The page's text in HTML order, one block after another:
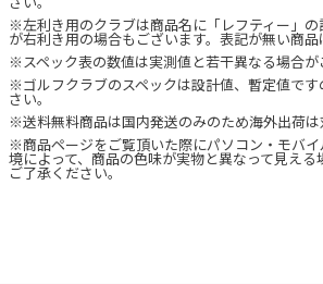
※左利き用のクラブは商品名に「レフティー」
が右利き用の場合もございます。表記が無い商品
※スペック表の数値は実測値と若干異なる場合が
※ゴルフクラブのスペックは設計値、暫定値で
さい。
※送料無料商品は国内発送のみのため海外出荷は
※商品ページをご覧頂いた際にパソコン・モバ
境によって、商品の色味が実物と異なって見える
ご了承ください。